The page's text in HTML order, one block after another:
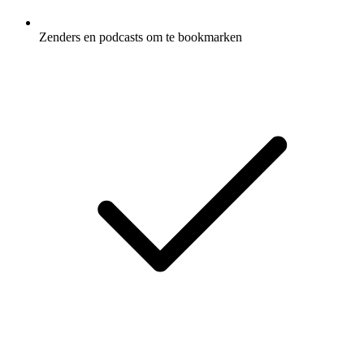
Zenders en podcasts om te bookmarken